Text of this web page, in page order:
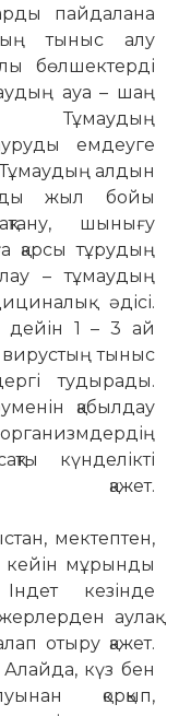
пайдалана
тыныс алу
бөлшектерді
ауа – шаң
Тұмаудың
емдеуге
Тұмаудың алдын
жыл бойы
шынығу
қарсы тұрудың
– тұмаудың
әдісі.
дейін 1 – 3 ай
вирустың тыныс
тудырады.
қабылдау
күнделікті
мектептен,
кейін мұрынды
кезінде
аулақ
отыру қажет.
Алайда, күз бен
қорқып,